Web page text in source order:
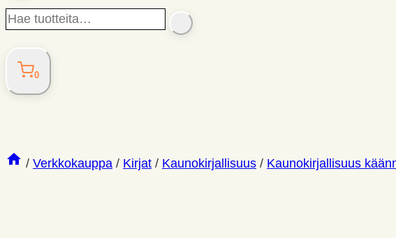
Hae
SEARCH
0
/ Verkkokauppa / Kirjat / Kaunokirjallisuus / Kaunokirjallisuus